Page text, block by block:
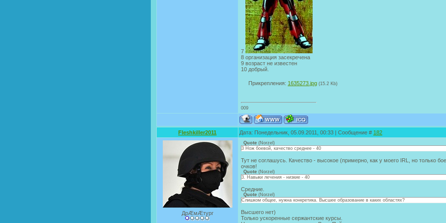
7
8 организация засекречена
9 возраст не известен
10 добрый.
Прикрепления: 1635273.jpg (15.2 Kb)
009
Fleshkiller2011 Дата: Понедельник, 05.09.2011, 00:33 | Сообщение # 182
ДрÆмÆтург
Quote (Norzel )
3 Нож боевой, качество среднее - 40
Тут не соглашусь. Качество - высокое (примерно, как у моего IRL, но только
очков!
Quote (Norzel )
3. Навыки лечения - низкие - 40
Средние.
Quote (Norzel )
Слишком общее, нужна конкретика. Высшее образование в каких областях?
Высшего нет)
Только ускоренные сержантские курсы.